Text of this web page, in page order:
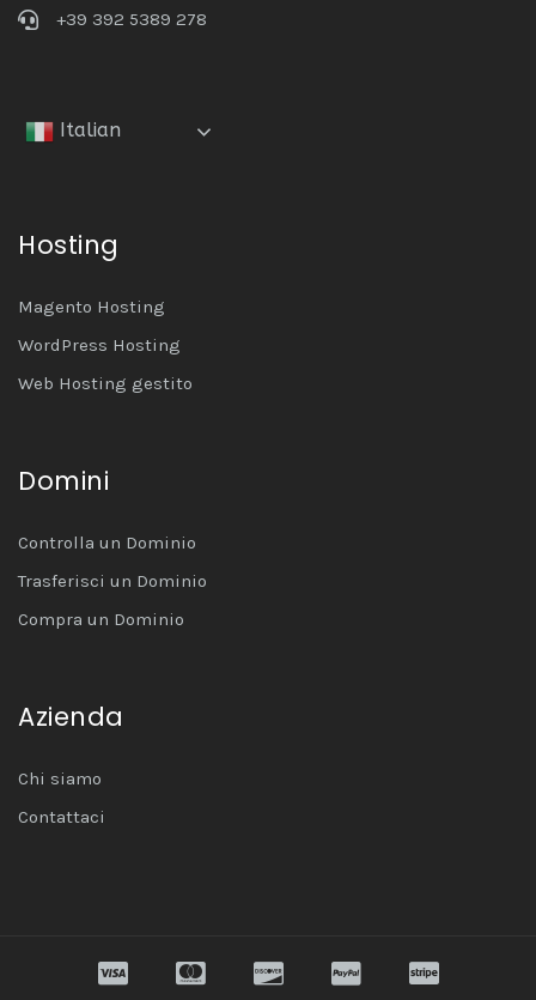
+39 392 5389 278
Italian
Hosting
Magento Hosting
WordPress Hosting
Web Hosting gestito
Domini
Controlla un Dominio
Trasferisci un Dominio
Compra un Dominio
Azienda
Chi siamo
Contattaci